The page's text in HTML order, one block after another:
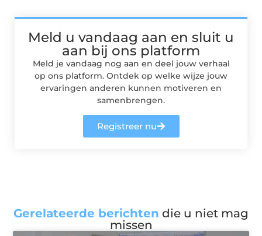
Meld u vandaag aan en sluit u
aan bij ons platform
Meld je vandaag nog aan en deel jouw verhaal
op ons platform. Ontdek op welke wijze jouw
ervaringen anderen kunnen motiveren en
samenbrengen.
Registreer nu
Gerelateerde berichten die u niet mag
missen